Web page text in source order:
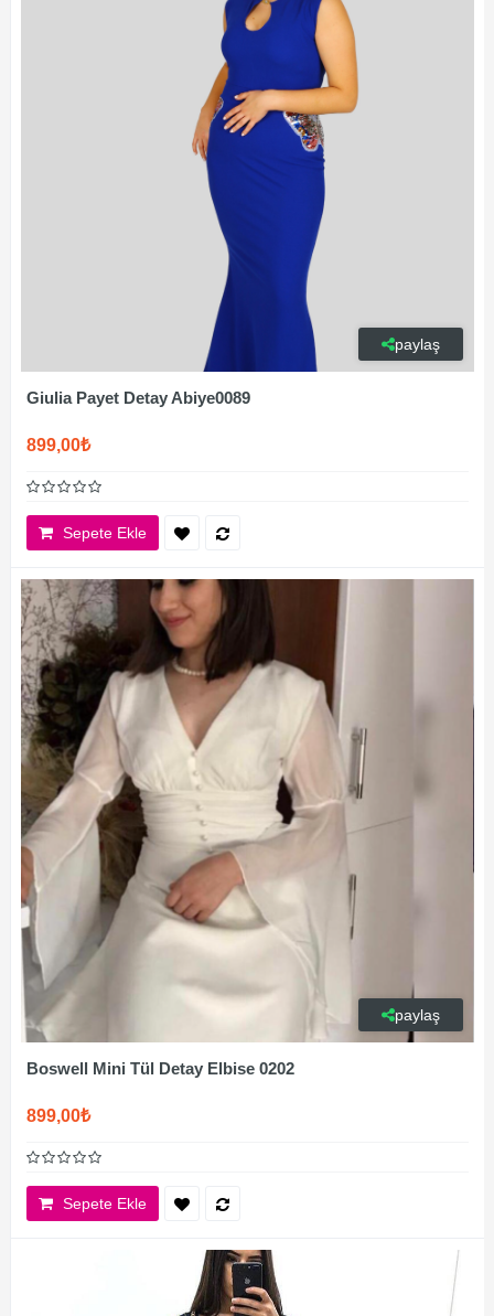
paylaş
Giulia Payet Detay Abiye0089
899,00₺
Sepete Ekle
paylaş
Boswell Mini Tül Detay Elbise 0202
899,00₺
Sepete Ekle